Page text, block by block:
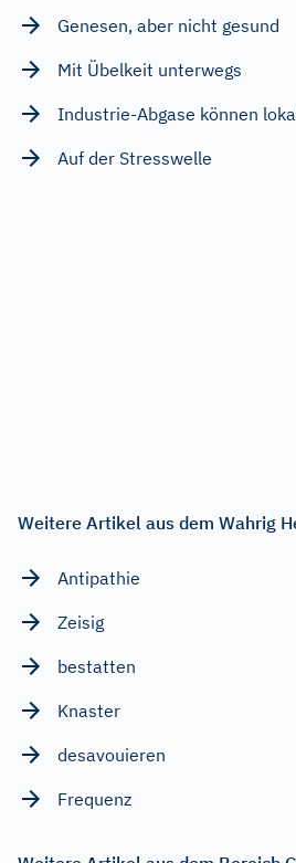
Genesen, aber nicht gesund
Mit Übelkeit unterwegs
Industrie-Abgase können
Auf der Stresswelle
Weitere Artikel aus dem Wahrig
Antipathie
Zeisig
bestatten
Knaster
desavouieren
Frequenz